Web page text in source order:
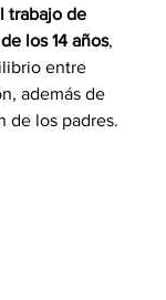
trabajo de
los 14 años,
entre
además de
de los padres.